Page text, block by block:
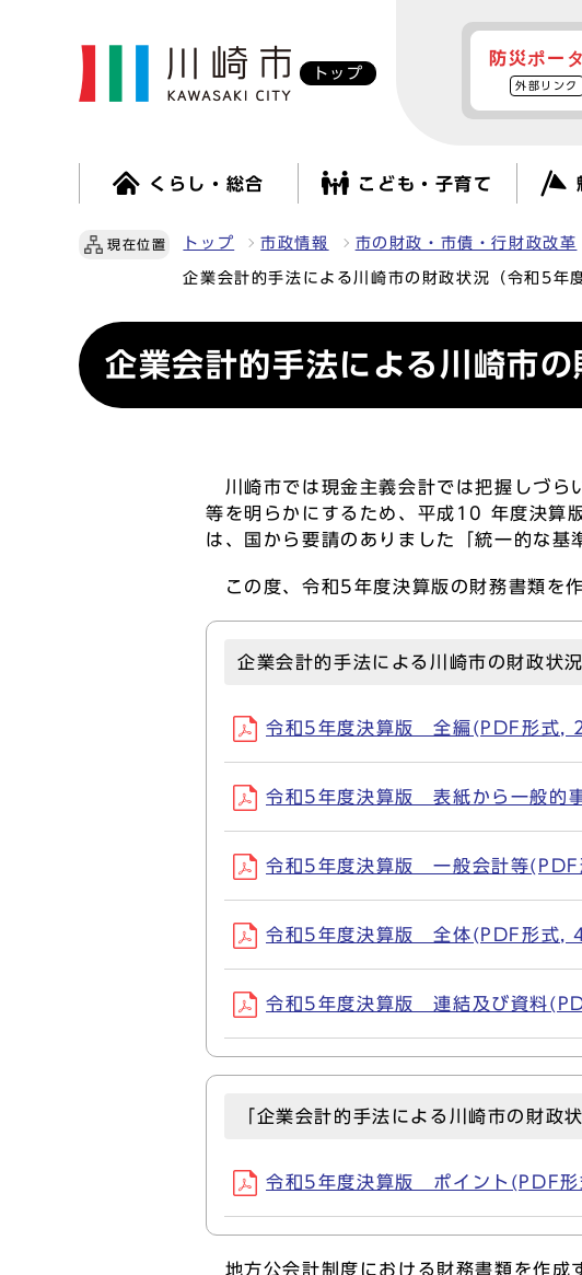
トップ
防災ポー
外部リンク
くらし・総合 こども・子育て
現在位置 トップ 市政情報 市の財政・市債・行財政改革
企業会計的手法による川崎市の財政状況（令和5年
企業会計的手法による川崎市
川崎市では現金主義会計では把握しづら
等を明らかにするため、平成10 年度決算
は、国から要請のありました「統一的な基
この度、令和5年度決算版の財務書類を
企業会計的手法による川崎市の財政状
令和5年度決算版 全編(PDF形式,
令和5年度決算版 表紙から一般
令和5年度決算版 一般会計等
令和5年度決算版 全体(PDF形式,
令和5年度決算版 連結及び資料
「企業会計的手法による川崎市の財政
令和5年度決算版 ポイント(PDF
地方公会計制度における財務書類を作成